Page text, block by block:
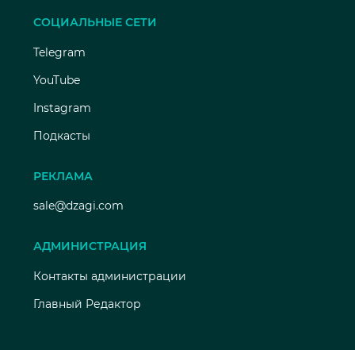
СОЦИАЛЬНЫЕ СЕТИ
Telegram
YouTube
Instagram
Подкасты
РЕКЛАМА
sale@dzagi.com
АДМИНИСТРАЦИЯ
Контакты администрации
Главный Редактор